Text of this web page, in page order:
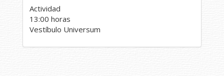
Actividad
13:00 horas
Vestíbulo Universum